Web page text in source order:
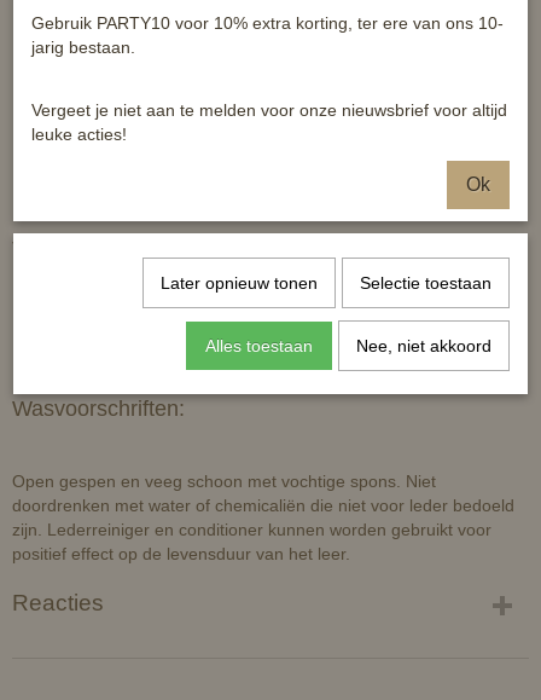
Oogverblindende kristallen frontriem
Extra gevormd en gevoerd nekstuk
Rondgenaaide bakstukken en keelriem
Afneembare keelriem
Technische omschrijving:
Wasvoorschriften:
Open gespen en veeg schoon met vochtige spons. Niet
doordrenken met water of chemicaliën die niet voor leder bedoeld
zijn. Lederreiniger en conditioner kunnen worden gebruikt voor
positief effect op de levensduur van het leer.
Reacties
Gebruik PARTY10 voor 10% extra korting, ter ere van ons 10-
jarig bestaan.
Vergeet je niet aan te melden voor onze nieuwsbrief voor altijd
leuke acties!
Ok
Later opnieuw tonen Selectie toestaan
Alles toestaan Nee, niet akkoord